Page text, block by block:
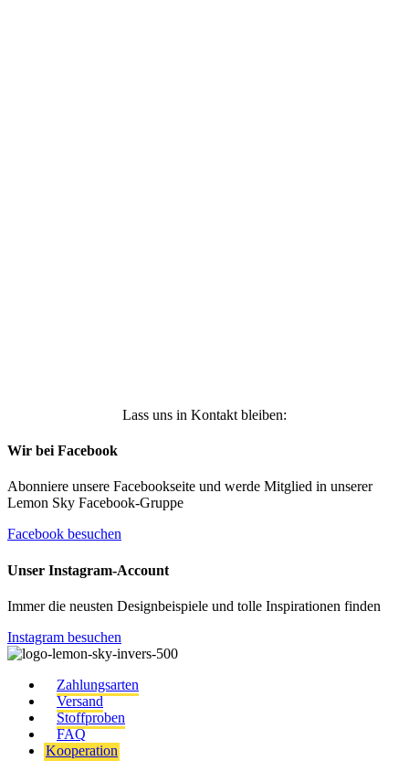
Lass uns in Kontakt bleiben:
Wir bei Facebook
Abonniere unsere Facebookseite und werde Mitglied in unserer
Lemon Sky Facebook-Gruppe
Facebook besuchen
Unser Instagram-Account
Immer die neusten Designbeispiele und tolle Inspirationen finden
Instagram besuchen
Zahlungsarten
Versand
Stoffproben
FAQ
Kooperation